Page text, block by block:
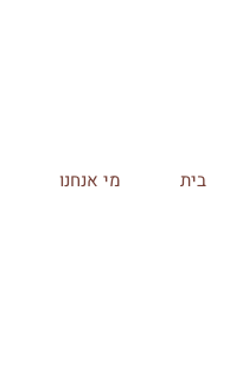
בית מי אנחנו